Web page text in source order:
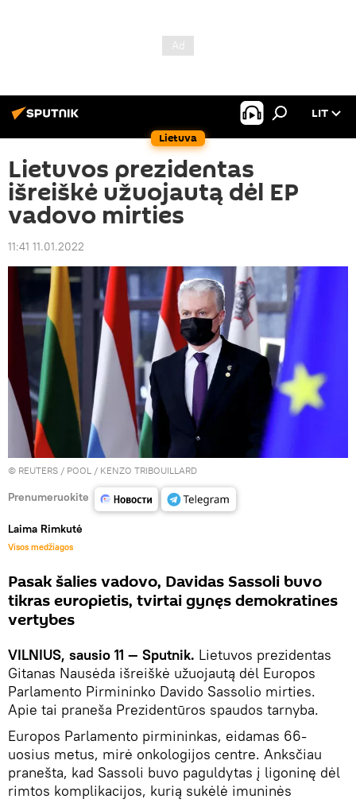
Lietuva
LIT
Lietuvos prezidentas
išreiškė užuojautą dėl EP
vadovo mirties
11:41 11.01.2022
© REUTERS / POOL / KENZO TRIBOUILLARD
Prenumeruokite
Laima Rimkutė
Visos medžiagos
Pasak šalies vadovo, Davidas Sassoli buvo
tikras europietis, tvirtai gynęs demokratines
vertybes
VILNIUS, sausio 11 — Sputnik. Lietuvos prezidentas
Gitanas Nausėda išreiškė užuojautą dėl Europos
Parlamento Pirmininko Davido Sassolio mirties.
Apie tai praneša Prezidentūros spaudos tarnyba.
Europos Parlamento pirmininkas, eidamas 66-
uosius metus, mirė onkologijos centre. Anksčiau
pranešta, kad Sassoli buvo paguldytas į ligoninę dėl
rimtos komplikacijos, kurią sukėlė imuninės